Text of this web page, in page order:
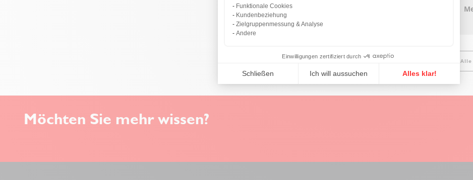
Möchten Sie mehr wissen?
Funktionale Cookies
Kundenbeziehung
Zielgruppenmessung & Analyse
Andere
Einwilligungen zertifiziert durch
Schließen Ich will aussuchen Alles klar!